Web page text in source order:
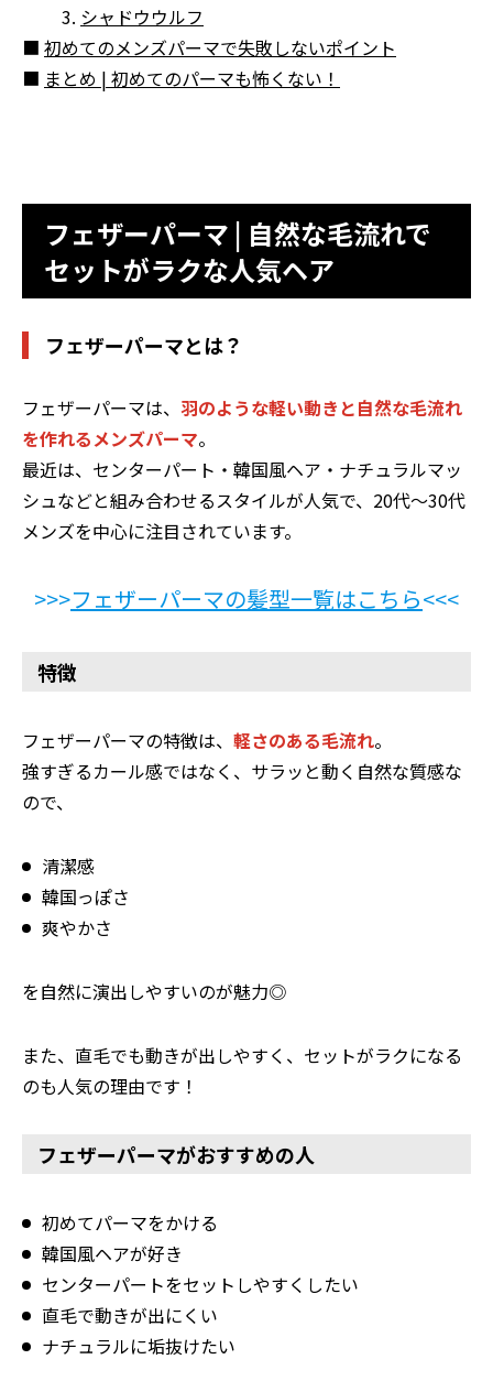
3. シャドウウルフ
■ 初めてのメンズパーマで失敗しないポイント
■ まとめ | 初めてのパーマも怖くない！
フェザーパーマ | 自然な毛流れで
セットがラクな人気ヘア
フェザーパーマとは？
フェザーパーマは、 羽のような軽い動きと自然な毛流れ
を作れるメンズパーマ。
最近は、センターパート・韓国風ヘア・ナチュラルマッ
シュなどと組み合わせるスタイルが人気で、20代〜30代
メンズを中心に注目されています。
>>>フェザーパーマの髪型一覧はこちら<<<
特徴
フェザーパーマの特徴は、 軽さのある毛流れ。
強すぎるカール感ではなく、サラッと動く自然な質感な
ので、
清潔感
韓国っぽさ
爽やかさ
を自然に演出しやすいのが魅力◎
また、直毛でも動きが出しやすく、セットがラクになる
のも人気の理由です！
フェザーパーマがおすすめの人
初めてパーマをかける
韓国風ヘアが好き
センターパートをセットしやすくしたい
直毛で動きが出にくい
ナチュラルに垢抜けたい